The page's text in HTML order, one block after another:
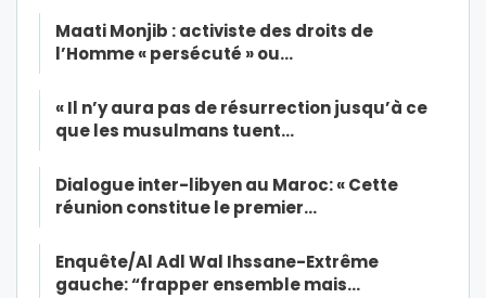
Maati Monjib : activiste des droits de
l’Homme « persécuté » ou…
« Il n’y aura pas de résurrection jusqu’à ce
que les musulmans tuent…
Dialogue inter-libyen au Maroc: « Cette
réunion constitue le premier…
Enquête/Al Adl Wal Ihssane-Extrême
gauche: “frapper ensemble mais…